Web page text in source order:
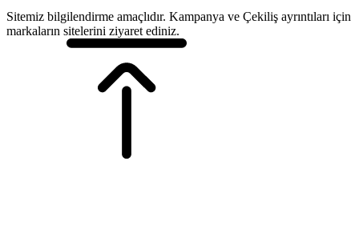
Sitemiz bilgilendirme amaçlıdır. Kampanya ve Çekiliş ayrıntıları için
markaların sitelerini ziyaret ediniz.